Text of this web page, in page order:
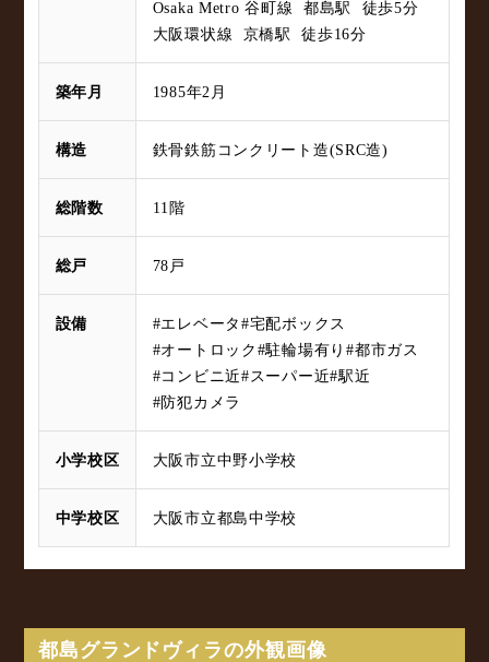
Osaka Metro 谷町線 都島駅 徒歩5分
大阪環状線 京橋駅 徒歩16分
築年月 1985年2月
構造 鉄骨鉄筋コンクリート造(SRC造)
総階数 11階
総戸 78戸
設備 #エレベータ#宅配ボックス
#オートロック#駐輪場有り#都市ガス
#コンビニ近#スーパー近#駅近
#防犯カメラ
小学校区 大阪市立中野小学校
中学校区 大阪市立都島中学校
都島グランドヴィラの外観画像